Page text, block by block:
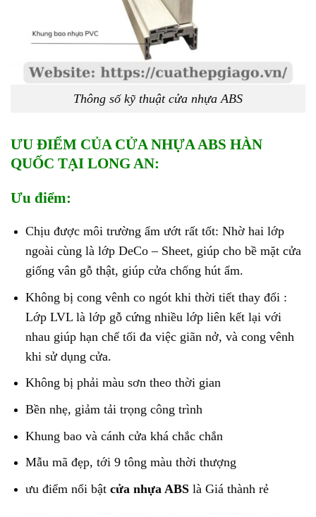
Thông số kỹ thuật cửa nhựa ABS
ƯU ĐIỂM CỦA CỬA NHỰA ABS HÀN
QUỐC TẠI LONG AN:
Ưu điểm:
Chịu được môi trường ẩm ướt rất tốt: Nhờ hai lớp
ngoài cùng là lớp DeCo – Sheet, giúp cho bề mặt cửa
giống vân gỗ thật, giúp cửa chống hút ẩm.
Không bị cong vênh co ngót khi thời tiết thay đổi :
Lớp LVL là lớp gỗ cứng nhiều lớp liên kết lại với
nhau giúp hạn chế tối đa việc giãn nở, và cong vênh
khi sử dụng cửa.
Không bị phải màu sơn theo thời gian
Bền nhẹ, giảm tải trọng công trình
Khung bao và cánh cửa khá chắc chắn
Mẫu mã đẹp, tới 9 tông màu thời thượng
ưu điểm nổi bật cửa nhựa ABSlà Giá thành rẻ